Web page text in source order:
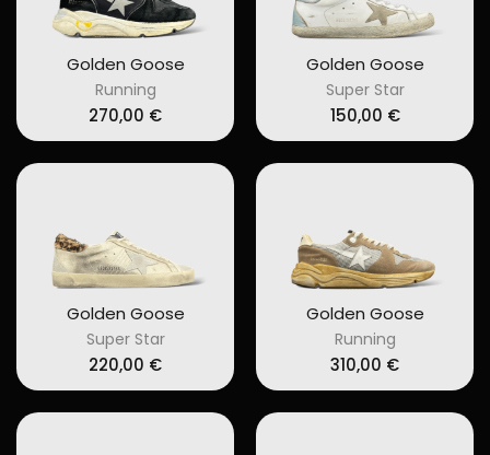
Golden Goose
Running
270,00 €
Golden Goose
Super Star
150,00 €
Golden Goose
Super Star
220,00 €
Golden Goose
Running
310,00 €